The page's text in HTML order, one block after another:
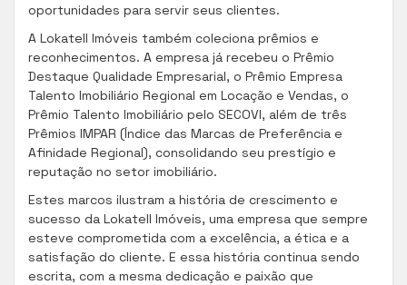
oportunidades para servir seus clientes.
A Lokatell Imóveis também coleciona prêmios e
reconhecimentos. A empresa já recebeu o Prêmio
Destaque Qualidade Empresarial, o Prêmio Empresa
Talento Imobiliário Regional em Locação e Vendas, o
Prêmio Talento Imobiliário pelo SECOVI, além de três
Prêmios IMPAR (Índice das Marcas de Preferência e
Afinidade Regional), consolidando seu prestígio e
reputação no setor imobiliário.
Estes marcos ilustram a história de crescimento e
sucesso da Lokatell Imóveis, uma empresa que sempre
esteve comprometida com a excelência, a ética e a
satisfação do cliente. E essa história continua sendo
escrita, com a mesma dedicação e paixão que